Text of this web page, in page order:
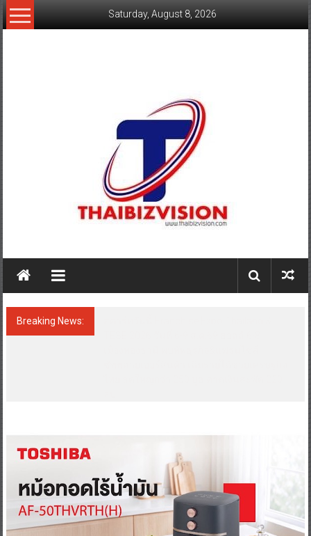
Skip
to
Saturday, August 8, 2026
Breaking News: